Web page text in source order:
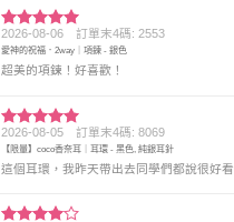
評分5 滿
分 5
2026-08-06 訂單末4碼: 2553
愛神的祝福．2way｜項鍊 - 銀色
超美的項鍊！好喜歡！
評分5滿
分 5
2026-08-05 訂單末4碼: 8069
【限量】coco香奈耳｜耳環 - 黑色, 純銀耳針
這個耳環，我昨天帶出去同學們都說很好看